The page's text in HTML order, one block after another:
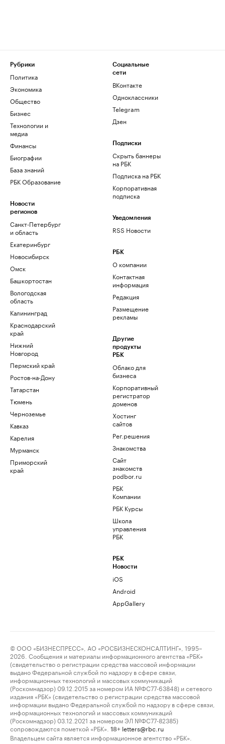
Рубрики
Политика
Экономика
Общество
Бизнес
Технологии и
медиа
Финансы
Биографии
База знаний
РБК Образование
Новости
регионов
Санкт-Петербург
и область
Екатеринбург
Новосибирск
Омск
Башкортостан
Вологодская
область
Калининград
Краснодарский
край
Нижний
Новгород
Пермский край
Ростов-на-Дону
Татарстан
Тюмень
Черноземье
Кавказ
Карелия
Мурманск
Приморский
край
Социальные
сети
ВКонтакте
Одноклассники
Telegram
Дзен
Подписки
Скрыть баннеры
на РБК
Подписка на РБК
Корпоративная
подписка
Уведомления
RSS Новости
РБК
О компании
Контактная
информация
Редакция
Размещение
рекламы
Другие
продукты
РБК
Облако для
бизнеса
Корпоративный
регистратор
доменов
Хостинг
сайтов
Рег.решения
Знакомства
Сайт
знакомств
podbor.ru
РБК
Компании
РБК Курсы
Школа
управления
РБК
РБК
Новости
iOS
Android
AppGallery
© ООО «БИЗНЕСПРЕСС», АО «РОСБИЗНЕСКОНСАЛТИНГ», 1995–
2026. Сообщения и материалы информационного агентства «РБК»
(свидетельство о регистрации средства массовой информации
выдано Федеральной службой по надзору в сфере связи,
информационных технологий и массовых коммуникаций
(Роскомнадзор) 09.12.2015 за номером ИА №ФС77-63848) и сетевого
издания «РБК» (свидетельство о регистрации средства массовой
информации выдано Федеральной службой по надзору в сфере связи,
информационных технологий и массовых коммуникаций
(Роскомнадзор) 03.12.2021 за номером ЭЛ №ФС77-82385)
сопровождаются пометкой «РБК».
18+ letters@rbc.ru
Владельцем сайта является информационное агентство «РБК».